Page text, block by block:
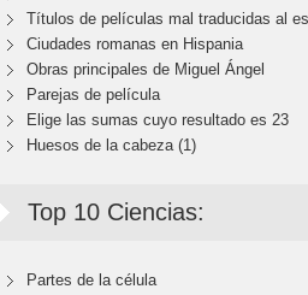
Títulos de películas mal traducidas al
Ciudades romanas en Hispania
Obras principales de Miguel Ángel
Parejas de película
Elige las sumas cuyo resultado es 23
Huesos de la cabeza (1)
Top 10 Ciencias:
Partes de la célula